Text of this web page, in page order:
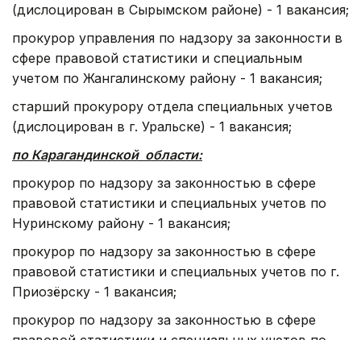
(дислоцирован в Сырымском районе) - 1 вакансия;
прокурор управления по надзору за законности в
сфере правовой статистики и специальным
учетом по Жангалинскому району - 1 вакансия;
старший прокурору отдела специальных учетов
(дислоцирован в г. Уральске) - 1 вакансия;
по Карагандинской области:
прокурор по надзору за законностью в сфере
правовой статистики и специальных учетов по
Нуринскому району - 1 вакансия;
прокурор по надзору за законностью в сфере
правовой статистики и специальных учетов по г.
Приозёрску - 1 вакансия;
прокурор по надзору за законностью в сфере